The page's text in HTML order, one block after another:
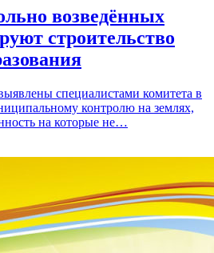
возведённых
строительство
специалистами комитета в
контролю на землях,
на которые не…